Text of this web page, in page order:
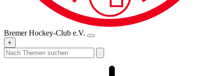
Bremer Hockey-Club e.V.
+